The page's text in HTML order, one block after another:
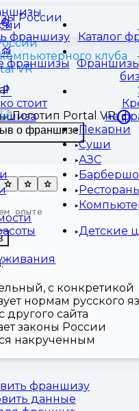
франшизу Каталог
франшизы
Франшизы
стоит
на
Пекарни
Суши
АЗС
Детские
клуба
VR
о франшизе
с конкретикой
нормам русского
другого сайта
законы России
накрученным
франшизу
данные